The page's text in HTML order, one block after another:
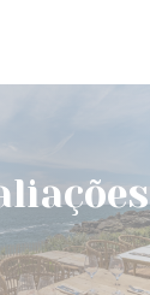
Cookies